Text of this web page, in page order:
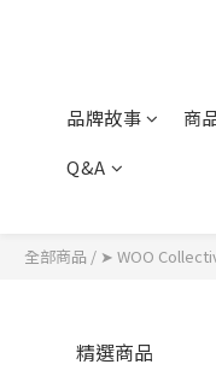
品牌故事 商
Q&A
全部商品 / ➤ WOO
精選商品